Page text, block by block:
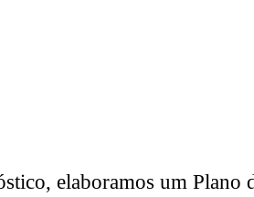
elaboramos um Plano